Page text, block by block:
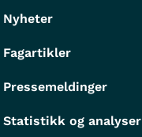
Nyheter
Fagartikler
Pressemeldinger
Statistikk og analyser